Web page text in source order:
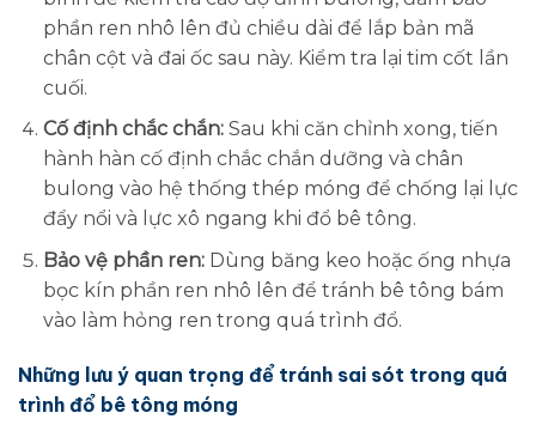
phần ren nhô lên đủ chiều dài để lắp bản mã
chân cột và đai ốc sau này. Kiểm tra lại tim cốt lần
cuối.
Cố định chắc chắn:Sau khi căn chỉnh xong, tiến
hành hàn cố định chắc chắn dưỡng và chân
bulong vào hệ thống thép móng để chống lại lực
đẩy nổi và lực xô ngang khi đổ bê tông.
Bảo vệ phần ren:Dùng băng keo hoặc ống nhựa
bọc kín phần ren nhô lên để tránh bê tông bám
vào làm hỏng ren trong quá trình đổ.
Những lưu ý quan trọng để tránh sai sót trong quá
trình đổ bê tông móng